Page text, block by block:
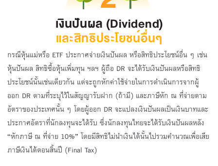
กรณีหุ้นแม่หรือ ETF ประกาศจ่ายเงินปันผล หรือสิทธิประโยชน์อื่น ๆ เช่น
หุ้นปันผล สิทธิซื้อหุ้นเพิ่มทุน ฯลฯ ผู้ถือ DR จะได้รับเงินปันผลหรือสิทธิ
ประโยชน์นั้นเช่นเดียวกัน แต่จะถูกหักค่าใช้จ่ายในการดำเนินการจากผู้
ออก DR ตามที่ระบุไว้ในสัญญารับฝาก (ถ้ามี) และภาษีหัก ณ ที่จ่ายตาม
อัตราของประเทศนั้น ๆ โดยผู้ออก DR จะแปลงเงินปันผลเป็นเงินบาทและ
ประกาศอัตราที่นักลงทุนจะได้รับ ซึ่งนักลงทุนไทยจะได้รับเงินปันผลหลัง
“หักภาษี ณ ที่จ่าย 10%” โดยมีสิทธิไม่นำเงินได้นั้นไปรวมคำนวณเพื่อเสีย
ภาษีเงินได้ตอนสิ้นปี (Final Tax)